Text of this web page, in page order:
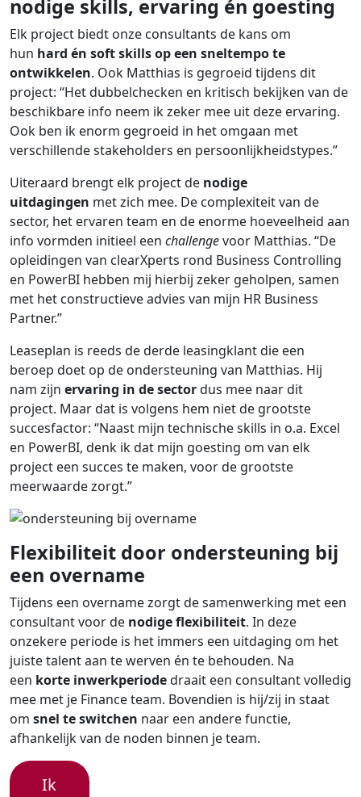
nodige skills, ervaring én goesting
Elk project biedt onze consultants de kans om
hun hard én soft skills op een sneltempo te
ontwikkelen. Ook Matthias is gegroeid tijdens dit
project: “Het dubbelchecken en kritisch bekijken van de
beschikbare info neem ik zeker mee uit deze ervaring.
Ook ben ik enorm gegroeid in het omgaan met
verschillende stakeholders en persoonlijkheidstypes.”
Uiteraard brengt elk project de nodige
uitdagingen met zich mee. De complexiteit van de
sector, het ervaren team en de enorme hoeveelheid aan
info vormden initieel een challengevoor Matthias. “De
opleidingen van clearXperts rond Business Controlling
en PowerBI hebben mij hierbij zeker geholpen, samen
met het constructieve advies van mijn HR Business
Partner.”
Leaseplan is reeds de derde leasingklant die een
beroep doet op de ondersteuning van Matthias. Hij
nam zijn ervaring in de sectordus mee naar dit
project. Maar dat is volgens hem niet de grootste
succesfactor: “Naast mijn technische skills in o.a. Excel
en PowerBI, denk ik dat mijn goesting om van elk
project een succes te maken, voor de grootste
meerwaarde zorgt.”
Flexibiliteit door ondersteuning bij
een overname
Tijdens een overname zorgt de samenwerking met een
consultant voor de nodige flexibiliteit. In deze
onzekere periode is het immers een uitdaging om het
juiste talent aan te werven én te behouden. Na
een korte inwerkperiodedraait een consultant volledig
mee met je Finance team. Bovendien is hij/zij in staat
om snel te switchen naar een andere functie,
afhankelijk van de noden binnen je team.
Ik